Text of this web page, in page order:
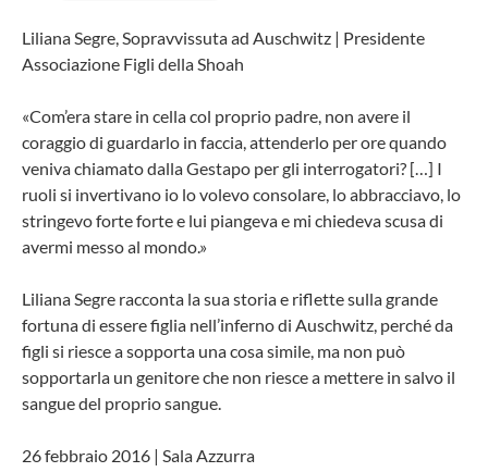
Liliana Segre, Sopravvissuta ad Auschwitz | Presidente
Associazione Figli della Shoah
«Com’era stare in cella col proprio padre, non avere il
coraggio di guardarlo in faccia, attenderlo per ore quando
veniva chiamato dalla Gestapo per gli interrogatori? […] I
ruoli si invertivano io lo volevo consolare, lo abbracciavo, lo
stringevo forte forte e lui piangeva e mi chiedeva scusa di
avermi messo al mondo.»
Liliana Segre racconta la sua storia e riflette sulla grande
fortuna di essere figlia nell’inferno di Auschwitz, perché da
figli si riesce a sopporta una cosa simile, ma non può
sopportarla un genitore che non riesce a mettere in salvo il
sangue del proprio sangue.
26 febbraio 2016 | Sala Azzurra